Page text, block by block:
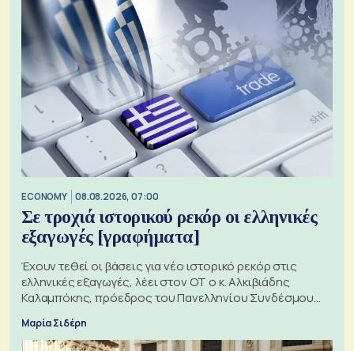
ECONOMY 08.08.2026, 07:00
Σε τροχιά ιστορικού ρεκόρ οι ελληνικές
εξαγωγές [γραφήματα]
Έχουν τεθεί οι βάσεις για νέο ιστορικό ρεκόρ στις
ελληνικές εξαγωγές, λέει στον ΟΤ ο κ. Αλκιβιάδης
Καλαμπόκης, πρόεδρος του Πανελληνίου Συνδέσμου
Εξαγωγέων
Μαρία Σιδέρη